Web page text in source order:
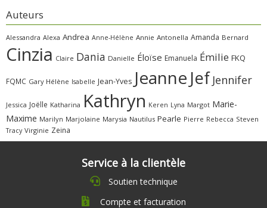
Auteurs
Alessandra Alexa Andrea Anne-Hélène Annie Antonella Amanda Bernard
Cinzia Claire Dania Danielle Éloïse Emanuela Émilie FKQ
FQMC Gary Hélène Isabelle Jean-Yves Jeanne Jef Jennifer
Jessica Joëlle Katharina Kathryn Keren Lyna Margot Marie-
Maxime Marilyn Marjolaine Marysia Nautilus Pearle Pierre Rebecca Steven
Tracy Virginie Zeina
Service à la clientèle
Soutien technique
Compte et facturation